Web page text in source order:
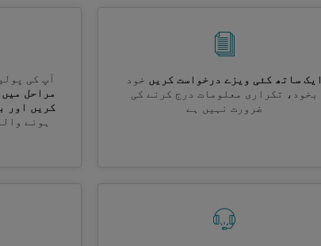
ایک ساتھ کئی ویزے درخواست کریں خود
بخود، تکراری معلومات درج کرنے کی
ضرورت نہیں ہے
آپ کی
مراحل
کریں اور
ہونے